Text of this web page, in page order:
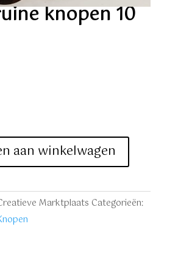
knopen 10
aan winkelwagen
Marktplaats Categorieën: